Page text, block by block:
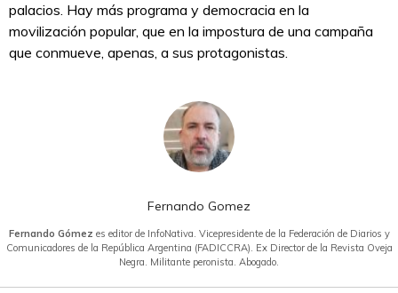
palacios. Hay más programa y democracia en la
movilización popular, que en la impostura de una campaña
que conmueve, apenas, a sus protagonistas.
Fernando Gomez
Fernando Gómez es editor de InfoNativa. Vicepresidente de la Federación de Diarios y
Comunicadores de la República Argentina (FADICCRA). Ex Director de la Revista Oveja
Negra. Militante peronista. Abogado.